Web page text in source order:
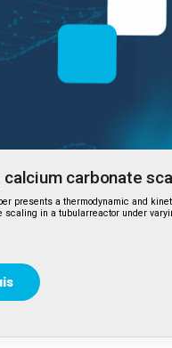
carbonate
presents a thermodynamic and
scaling in a tubularreactor under